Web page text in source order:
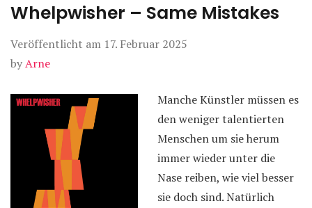
Whelpwisher – Same Mistakes
Veröffentlicht am 17. Februar 2025
byArne
Manche Künstler müssen es
den weniger talentierten
Menschen um sie herum
immer wieder unter die
Nase reiben, wie viel besser
sie doch sind. Natürlich